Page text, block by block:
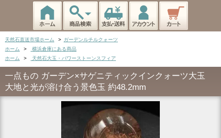
天然石直送市場ホーム > ガーデンルチルクォーツ
ホーム
>
横浜倉庫にある商品
ホーム
> 天然石大玉・パワーストーンスフィア
一点もの ガーデン×サゲニティックインクォーツ大玉
大地と光が溶け合う景色玉 約48.2mm